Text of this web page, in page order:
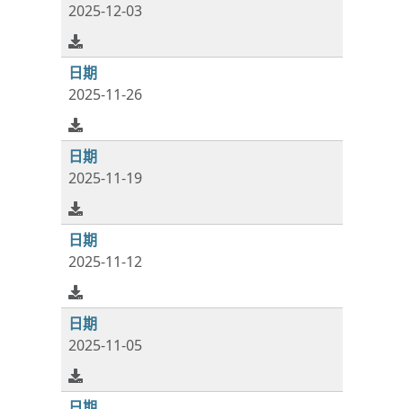
2025-12-03
2025-11-26
2025-11-19
2025-11-12
2025-11-05